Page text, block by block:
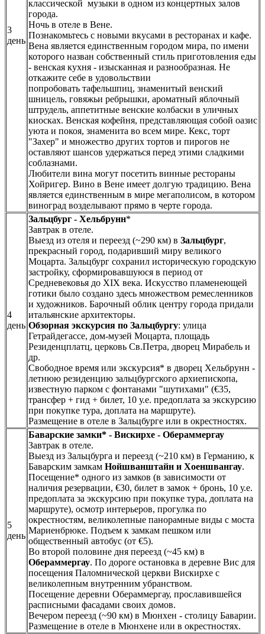
3
день
классической музыки в одном из концертных залов
города.
Ночь в отеле в Вене.
Познакомьтесь с новыми вкусами в ресторанах и кафе.
Вена является единственным городом мира, по имени
которого назван собственный стиль приготовления еды
- венская кухня - изысканная и разнообразная. Не
откажите себе в удовольствии
попробовать тафельшпиц, знаменитый венский
шницель, говяжьи ребрышки, ароматный яблочный
штрудель, аппетитные венские колбаски в уличных
киосках. Венская кофейня, представляющая собой оазис
уюта и покоя, знаменита во всем мире. Кекс, торт
"Захер" и множество других тортов и пирогов не
оставляют шансов удержаться перед этими сладкими
соблазнами.
Любители вина могут посетить винные рестораны
Хойригер. Вино в Вене имеет долгую традицию. Вена
является единственным в мире мегаполисом, в котором
виноград возделывают прямо в черте города.
4
день
Зальцбург - Хельбрунн*
Завтрак в отеле.
Выезд из отеля и переезд (~290 км) в Зальцбург,
прекрасный город, подаривший миру великого
Моцарта. Зальцбург сохранил историческую городскую
застройку, сформировавшуюся в период от
Средневековья до XIX века. Искусство пламенеющей
готики было создано здесь множеством ремесленников
и художников. Барочный облик центру города придали
итальянские архитекторы.
Обзорная экскурсия по Зальцбургу: улица
Гетрайдегассе, дом-музей Моцарта, площадь
Резиденцплатц, церковь Св.Петра, дворец Мирабель и
др.
Свободное время или экскурсия* в дворец Хельбрунн -
летнюю резиденцию зальцбургского архиепископа,
известную парком с фонтанами "шутихами" (€35,
трансфер + гид + билет, 10 у.е. предоплата за экскурсию
при покупке тура, доплата на маршруте).
Размещение в отеле в Зальцбурге или в окрестностях.
5
день
Баварские замки* - Вискирхе - Обераммергау
Завтрак в отеле.
Выезд из Зальцбурга и переезд (~210 км) в Германию, к
Баварским замкам Нойшванштайн и Хоеншвангау.
Посещение* одного из замков (в зависимости от
наличия резервации, €30, билет в замок + бронь, 10 у.е.
предоплата за экскурсию при покупке тура, доплата на
маршруте), осмотр интерьеров, прогулка по
окрестностям, великолепные панорамные виды с моста
Мариенбрюке. Подъем к замкам пешком или
общественный автобус (от €5).
Во второй половине дня переезд (~45 км) в
Обераммергау. По дороге остановка в деревне Вис для
посещения Паломнической церкви Вискирхе с
великолепным внутренним убранством.
Посещение деревни Обераммергау, прославившейся
расписными фасадами своих домов.
Вечером переезд (~90 км) в Мюнхен - столицу Баварии.
Размещение в отеле в Мюнхене или в окрестностях.